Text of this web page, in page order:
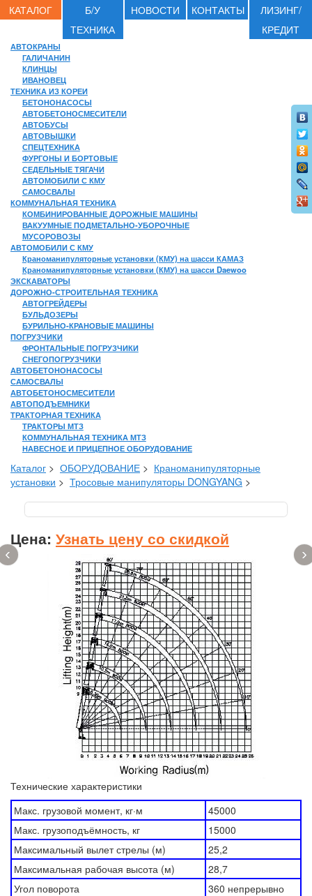
КАТАЛОГ
Б/У
ТЕХНИКА
НОВОСТИ КОНТАКТЫ
ЛИЗИНГ/
КРЕДИТ
АВТОКРАНЫ
ГАЛИЧАНИН
КЛИНЦЫ
ИВАНОВЕЦ
ТЕХНИКА ИЗ КОРЕИ
БЕТОНОНАСОСЫ
АВТОБЕТОНОСМЕСИТЕЛИ
АВТОБУСЫ
АВТОВЫШКИ
СПЕЦТЕХНИКА
ФУРГОНЫ И БОРТОВЫЕ
СЕДЕЛЬНЫЕ ТЯГАЧИ
АВТОМОБИЛИ С КМУ
САМОСВАЛЫ
КОММУНАЛЬНАЯ ТЕХНИКА
КОМБИНИРОВАННЫЕ ДОРОЖНЫЕ МАШИНЫ
ВАКУУМНЫЕ ПОДМЕТАЛЬНО-УБОРОЧНЫЕ
МУСОРОВОЗЫ
АВТОМОБИЛИ С КМУ
Краноманипуляторные установки (КМУ) на шасси КАМАЗ
Краноманипуляторные установки (КМУ) на шасси Daewoo
ЭКСКАВАТОРЫ
ДОРОЖНО-СТРОИТЕЛЬНАЯ ТЕХНИКА
АВТОГРЕЙДЕРЫ
БУЛЬДОЗЕРЫ
БУРИЛЬНО-КРАНОВЫЕ МАШИНЫ
ПОГРУЗЧИКИ
ФРОНТАЛЬНЫЕ ПОГРУЗЧИКИ
СНЕГОПОГРУЗЧИКИ
АВТОБЕТОНОНАСОСЫ
САМОСВАЛЫ
АВТОБЕТОНОСМЕСИТЕЛИ
АВТОПОДЪЕМНИКИ
ТРАКТОРНАЯ ТЕХНИКА
ТРАКТОРЫ МТЗ
КОММУНАЛЬНАЯ ТЕХНИКА МТЗ
НАВЕСНОЕ И ПРИЦЕПНОЕ ОБОРУДОВАНИЕ
Каталог > ОБОРУДОВАНИЕ > Краноманипуляторные
установки > Тросовые манипуляторы DONGYANG >
‹ ›
Цена: Узнать цену со скидкой
Технические характеристики
Макс. грузовой момент, кг·м
45000
Макс. грузоподъёмность, кг
15000
Максимальный вылет стрелы (м)
25,2
Максимальная рабочая высота (м)
28,7
Угол поворота
360 непрерывно